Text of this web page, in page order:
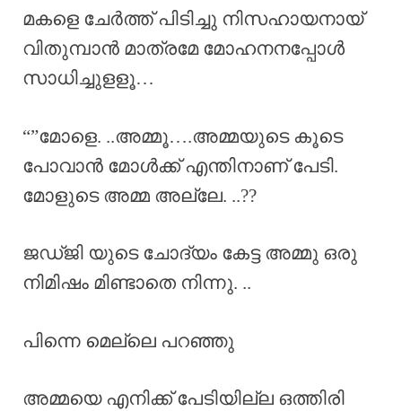
മകളെ ചേർത്ത് പിടിച്ചു നിസഹായനായ്
വിതുമ്പാൻ മാത്രമേ മോഹനനപ്പോൾ
സാധിച്ചുളളൂ…
“”മോളെ. ..അമ്മൂ….അമ്മയുടെ കൂടെ
പോവാൻ മോൾക്ക് എന്തിനാണ് പേടി.
മോളുടെ അമ്മ അല്ലേ. ..??
ജഡ്ജി യുടെ ചോദ്യം കേട്ട അമ്മു ഒരു
നിമിഷം മിണ്ടാതെ നിന്നു. ..
പിന്നെ മെല്ലെ പറഞ്ഞു
അമ്മയെ എനിക്ക് പേടിയില്ല ഒത്തിരി